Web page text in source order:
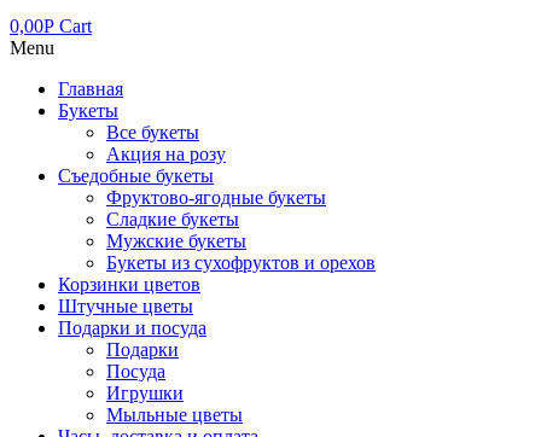
0,00Р Cart
Menu
Главная
Букеты
Все букеты
Акция на розу
Съедобные букеты
Фруктово-ягодные букеты
Сладкие букеты
Мужские букеты
Букеты из сухофруктов и орехов
Корзинки цветов
Штучные цветы
Подарки и посуда
Подарки
Посуда
Игрушки
Мыльные цветы